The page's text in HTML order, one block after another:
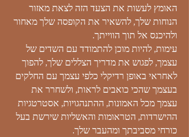
האומץ לעשות את הצעד הזה לצאת מאזור
הנוחות שלך, להשאיר את הקופסה שלך מאחור
ולהיכנס אל תוך הווייתך.
עימות, להיות מוכן להתמודד עם השדים של
עצמך, לפגוש את מדריך הצללים שלך, להפוך
לאחראי באופן רדיקלי כלפי עצמך עם החלקים
בעצמך שהכי כואבים לראות, ולשחרר את
עצמך מכל האמונות, ההתנהגויות, אסטרטגיות
ההישרדות, הטראומות והאשליות שירשת בעל
כורחי מסביבתך ומהעבר שלך.